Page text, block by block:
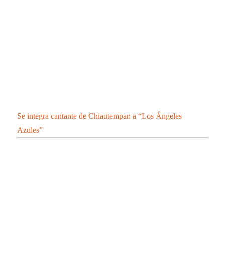
Se integra cantante de Chiautempan a “Los Ángeles
Azules”